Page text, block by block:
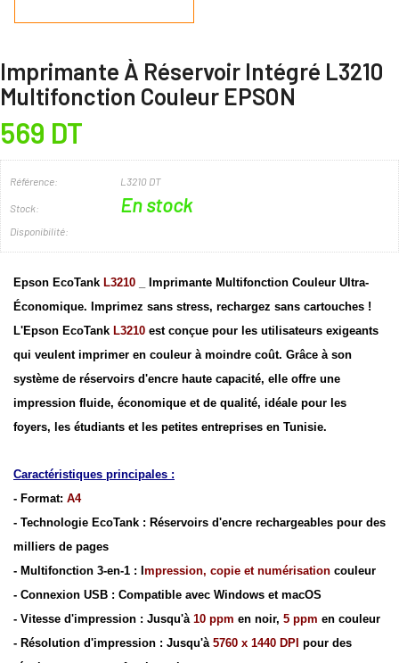
Imprimante À Réservoir Intégré L3210
Multifonction Couleur EPSON
569 DT
Référence: L3210 DT
Stock: En stock
Disponibilité:
Epson EcoTank L3210 _ Imprimante Multifonction Couleur Ultra-
Économique. Imprimez sans stress, rechargez sans cartouches !
L'Epson EcoTank L3210 est conçue pour les utilisateurs exigeants
qui veulent imprimer en couleur à moindre coût. Grâce à son
système de réservoirs d'encre haute capacité, elle offre une
impression fluide, économique et de qualité, idéale pour les
foyers, les étudiants et les petites entreprises en Tunisie.
Caractéristiques principales :
- Format: A4
- Technologie EcoTank : Réservoirs d'encre rechargeables pour des
milliers de pages
- Multifonction 3-en-1 : I mpression, copie et numérisation couleur
- Connexion USB : Compatible avec Windows et macOS
- Vitesse d'impression : Jusqu'à 10 ppm en noir, 5 ppm en couleur
- Résolution d'impression : Jusqu'à5760 x 1440 DPI pour des